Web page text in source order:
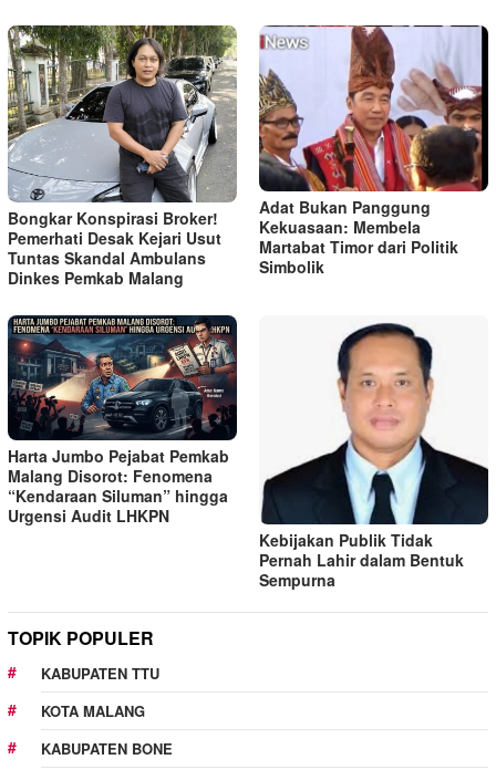
Bongkar Konspirasi Broker!
Pemerhati Desak Kejari Usut
Tuntas Skandal Ambulans
Dinkes Pemkab Malang
Adat Bukan Panggung
Kekuasaan: Membela
Martabat Timor dari Politik
Simbolik
Harta Jumbo Pejabat Pemkab
Malang Disorot: Fenomena
“Kendaraan Siluman” hingga
Urgensi Audit LHKPN
Kebijakan Publik Tidak
Pernah Lahir dalam Bentuk
Sempurna
TOPIK POPULER
KABUPATEN TTU
KOTA MALANG
KABUPATEN BONE